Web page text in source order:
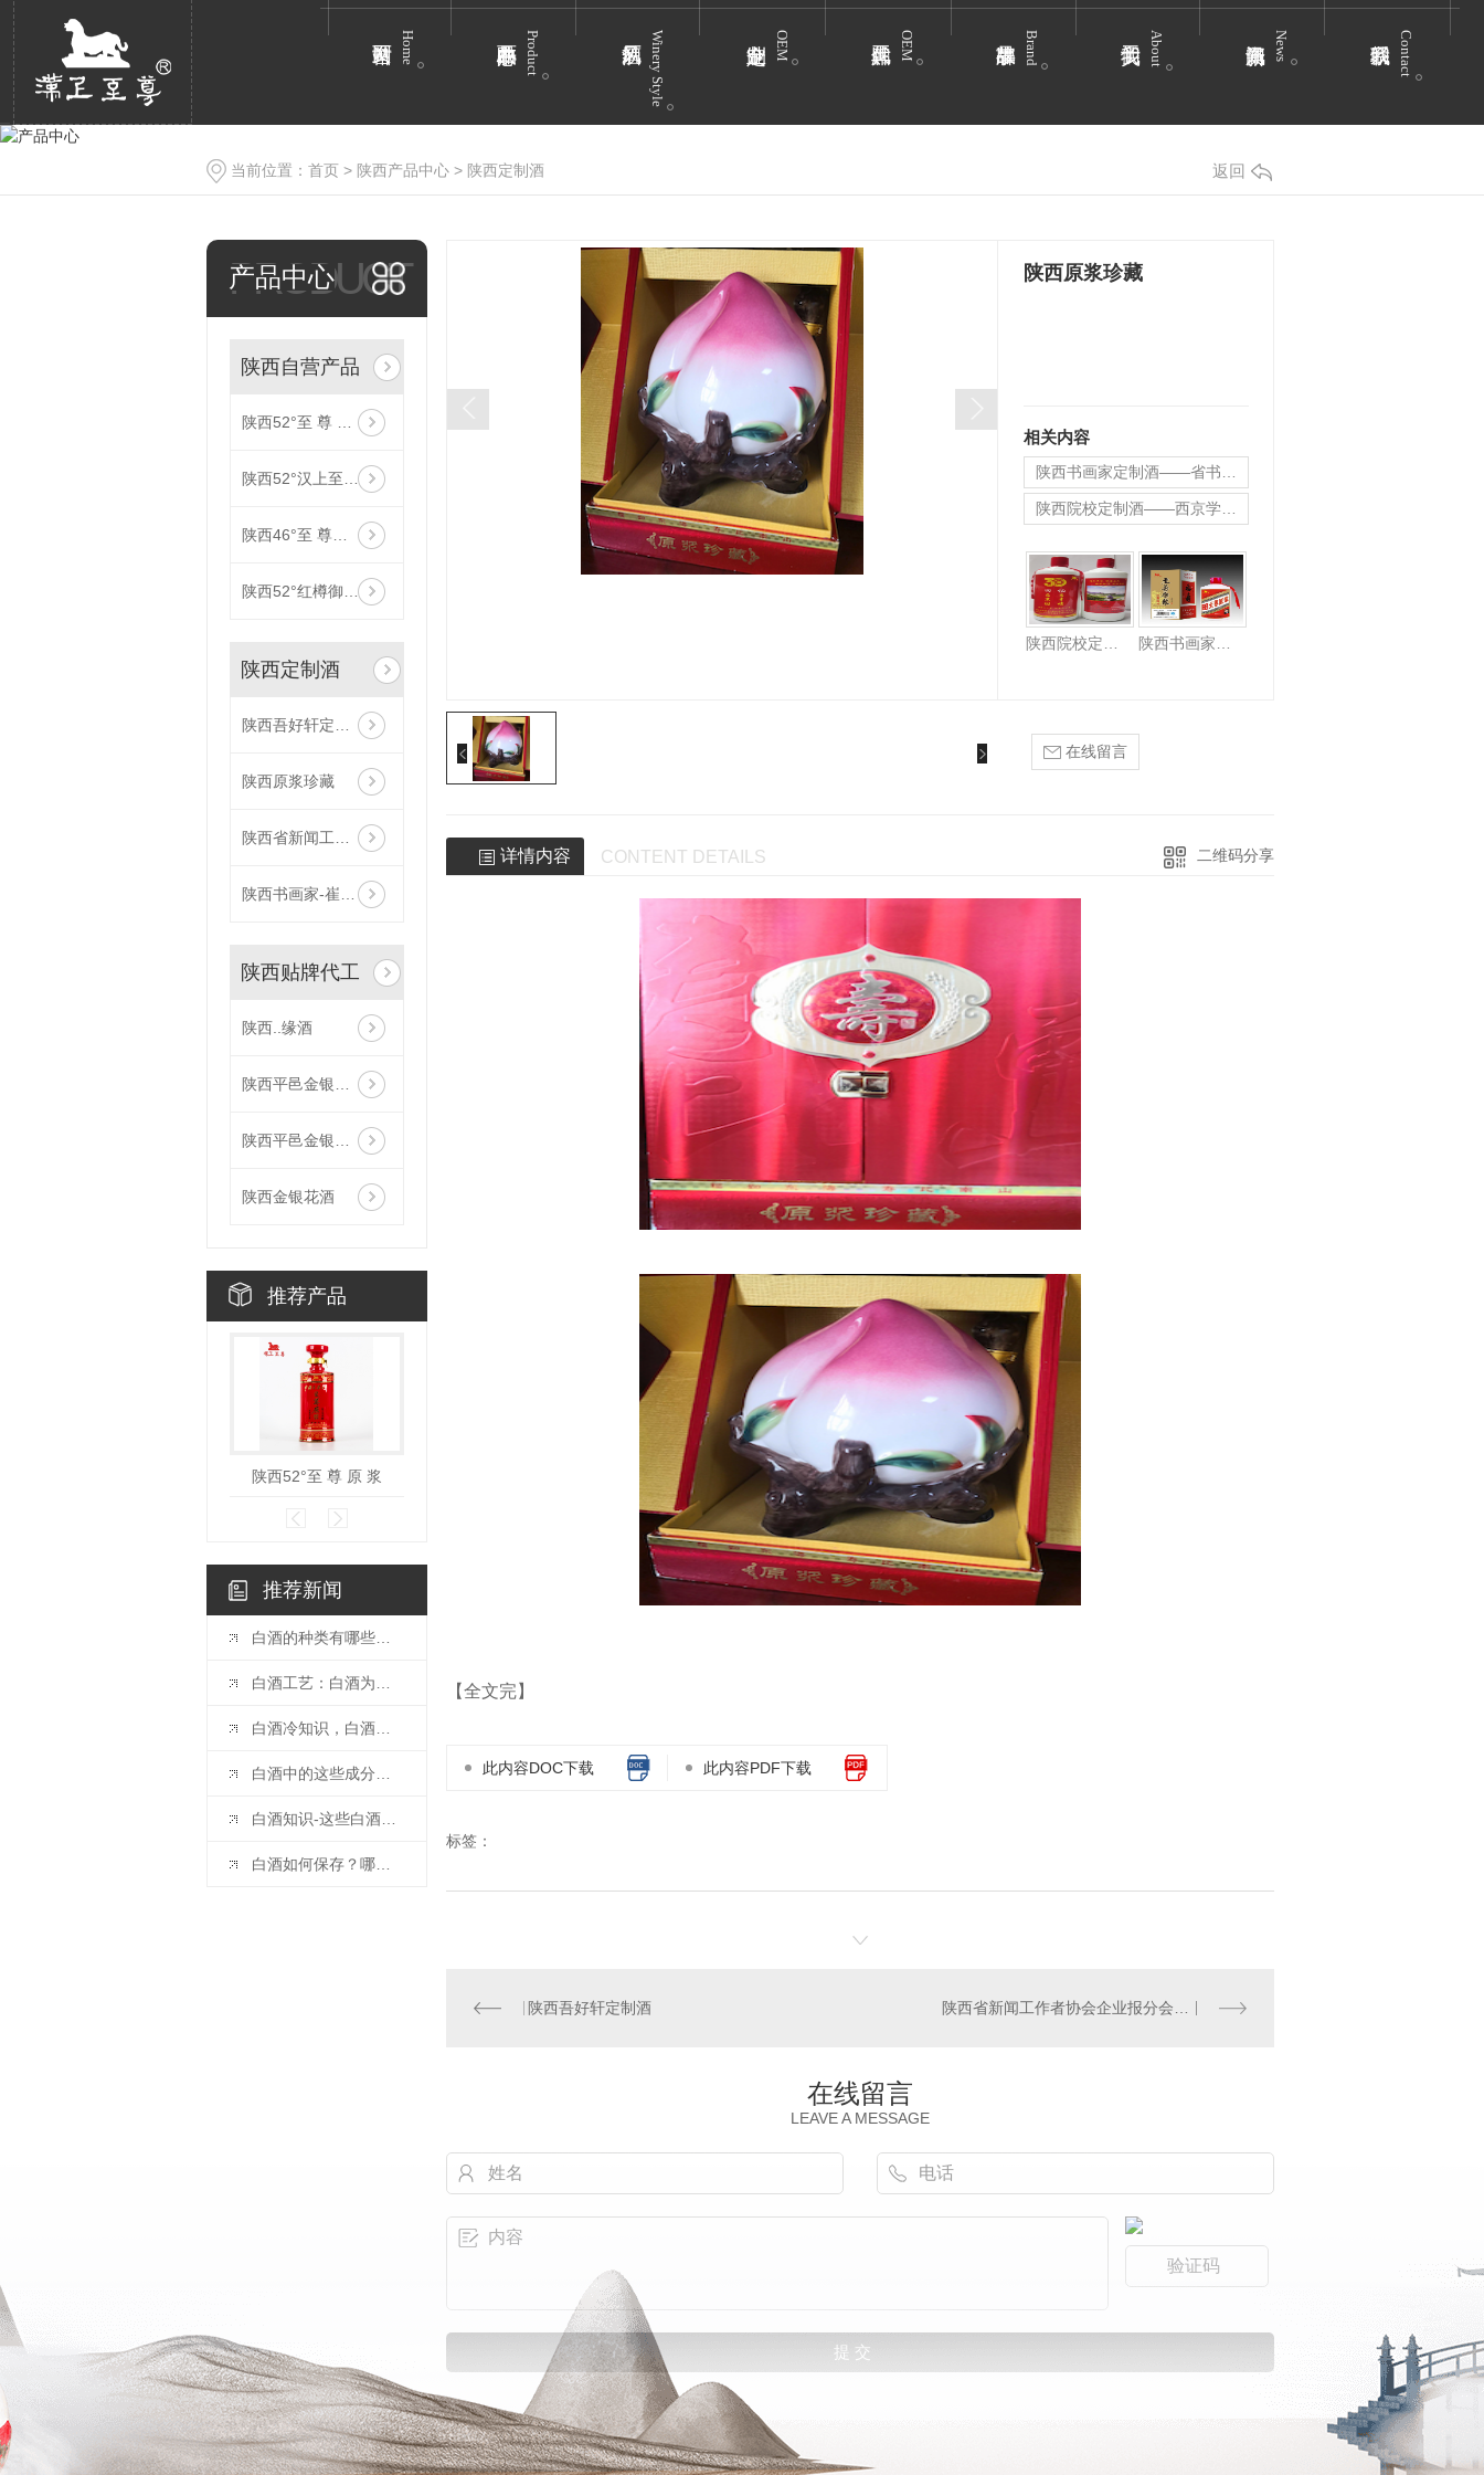
Home Product Winery Style OEM OEM Brand About News Contact
当前位置： 首页 > 陕西产品中心 > 陕西定制酒 返回
PRODUCT
产品中心
陕西自营产品
陕西52°至 尊 原 浆
陕西52°汉上至 尊（皮盒）
陕西46°至 尊原浆（帝王皇）
陕西52°红樽御品（礼盒）
陕西定制酒
陕西吾好轩定制酒
陕西原浆珍藏
陕西省新闻工作者协会企业报分会定制酒
陕西书画家-崔宝堂定制酒-52°太谷酒
陕西贴牌代工
陕西..缘酒
陕西平邑金银花酒-银花酿
陕西平邑金银花酒-金花酿
陕西金银花酒
推荐产品
陕西52°至 尊 原 浆 陕西46°至 尊原浆（帝王皇）
推荐新闻
白酒的种类有哪些？白酒如何分类！
白酒工艺：白酒为什么要窖藏
白酒冷知识，白酒需要醒酒吗？哪些白酒适合醒酒？
白酒中的这些成分决定了白酒的味道
白酒知识-这些白酒分类知识你知道多少？
白酒如何保存？哪些白酒适合收藏？
陕西原浆珍藏
相关内容
陕西书画家定制酒——省书协副主席吴福春定制
陕西院校定制酒——西京学院第12届校友节纪念酒
在线留言
详情内容 CONTENT DETAILS 二维码分享
【全文完】
此内容DOC下载 此内容PDF下载
标签：
陕西吾好轩定制酒 陕西省新闻工作者协会企业报分会定制酒
在线留言
LEAVE A MESSAGE